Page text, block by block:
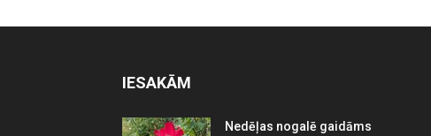
IESAKĀM
Nedēļas nogalē gaidāms